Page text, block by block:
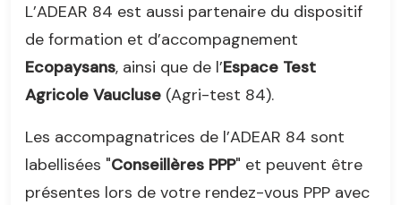
L’ADEAR 84 est aussi partenaire du dispositif
de formation et d’accompagnement
Ecopaysans, ainsi que de l’Espace Test
Agricole Vaucluse (Agri-test 84).
Les accompagnatrices de l’ADEAR 84 sont
labellisées "Conseillères PPP" et peuvent être
présentes lors de votre rendez-vous PPP avec